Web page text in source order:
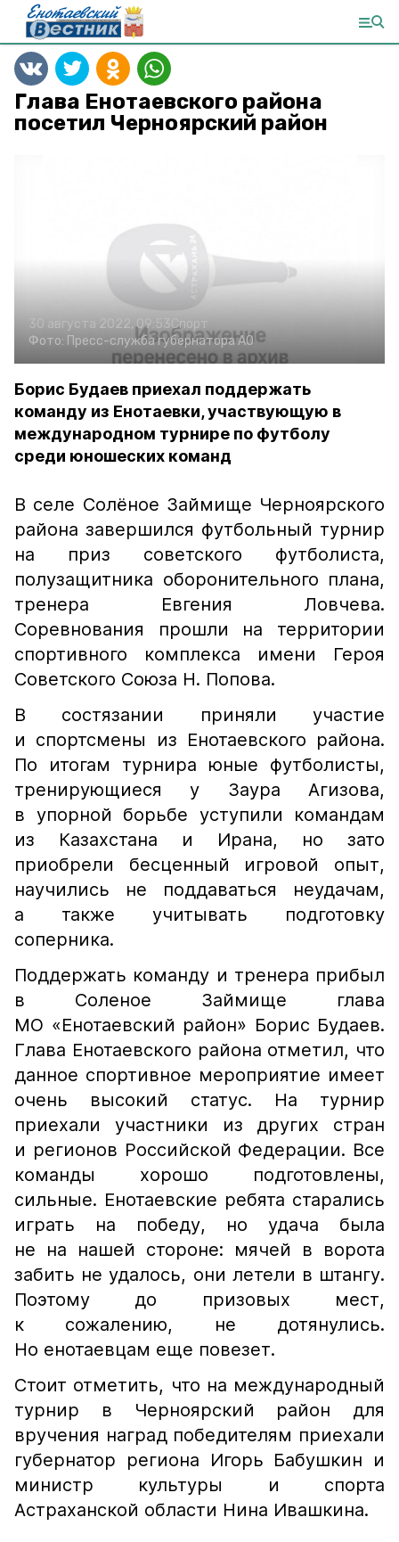
Глава Енотаевского района
посетил Черноярский район
30 августа 2022, 09:53Спорт
Фото: Пресс-служба губернатора АО
Борис Будаев приехал поддержать
команду из Енотаевки, участвующую в
международном турнире по футболу
среди юношеских команд
В селе Солёное Займище Черноярского
района завершился футбольный турнир
на приз советского футболиста,
полузащитника оборонительного плана,
тренера Евгения Ловчева.
Соревнования прошли на территории
спортивного комплекса имени Героя
Советского Союза Н. Попова.
В состязании приняли участие
и спортсмены из Енотаевского района.
По итогам турнира юные футболисты,
тренирующиеся у Заура Агизова,
в упорной борьбе уступили командам
из Казахстана и Ирана, но зато
приобрели бесценный игровой опыт,
научились не поддаваться неудачам,
а также учитывать подготовку
соперника.
Поддержать команду и тренера прибыл
в Соленое Займище глава
МО «Енотаевский район» Борис Будаев.
Глава Енотаевского района отметил, что
данное спортивное мероприятие имеет
очень высокий статус. На турнир
приехали участники из других стран
и регионов Российской Федерации. Все
команды хорошо подготовлены,
сильные. Енотаевские ребята старались
играть на победу, но удача была
не на нашей стороне: мячей в ворота
забить не удалось, они летели в штангу.
Поэтому до призовых мест,
к сожалению, не дотянулись.
Но енотаевцам еще повезет.
Стоит отметить, что на международный
турнир в Черноярский район для
вручения наград победителям приехали
губернатор региона Игорь Бабушкин и
министр культуры и спорта
Астраханской области Нина Ивашкина.